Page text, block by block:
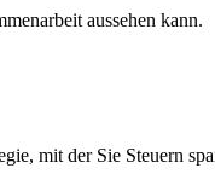
aussehen kann.
mit der Sie Steuern